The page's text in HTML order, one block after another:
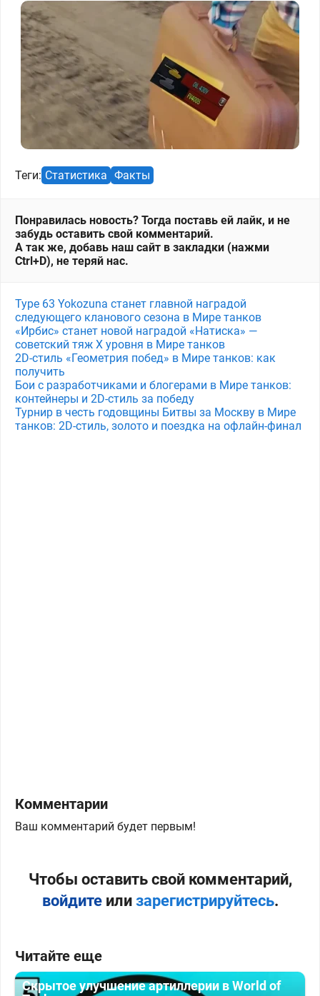
Теги: Статистика Факты
Понравилась новость? Тогда поставь ей лайк, и не
забудь оставить свой комментарий.
А так же, добавь наш сайт в закладки (нажми
Ctrl+D), не теряй нас.
Type 63 Yokozuna станет главной наградой
следующего кланового сезона в Мире танков
«Ирбис» станет новой наградой «Натиска» —
советский тяж X уровня в Мире танков
2D-стиль «Геометрия побед» в Мире танков: как
получить
Бои с разработчиками и блогерами в Мире танков:
контейнеры и 2D-стиль за победу
Турнир в честь годовщины Битвы за Москву в Мире
танков: 2D-стиль, золото и поездка на офлайн-финал
Комментарии
Ваш комментарий будет первым!
Чтобы оставить свой комментарий,
войдитеили зарегистрируйтесь.
Читайте еще
Скрытое улучшение артиллерии в World of